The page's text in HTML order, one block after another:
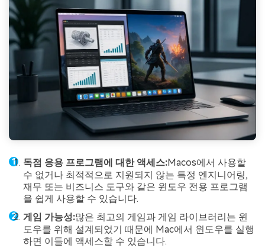
독점 응용 프로그램에 대한 액세스:Macos에서 사용할
수 없거나 최적적으로 지원되지 않는 특정 엔지니어링,
재무 또는 비즈니스 도구와 같은 윈도우 전용 프로그램
을 쉽게 사용할 수 있습니다.
게임 가능성:많은 최고의 게임과 게임 라이브러리는 윈
도우를 위해 설계되었기 때문에 Mac에서 윈도우를 실행
하면 이들에 액세스할 수 있습니다.